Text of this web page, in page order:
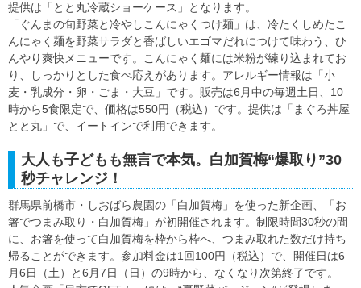
提供は「とと丸冷蔵ショーケース」となります。
「ぐんまの旬野菜と冷やしこんにゃくつけ麺」は、冷たくしめたこ
んにゃく麺を野菜サラダと香ばしいエゴマだれにつけて味わう、ひ
んやり爽快メニューです。こんにゃく麺には米粉が練り込まれてお
り、しっかりとした食べ応えがあります。アレルギー情報は「小
麦・乳成分・卵・ごま・大豆」です。販売は6月中の毎週土日、10
時から5食限定で、価格は550円（税込）です。提供は「まぐろ丼屋
とと丸」で、イートインで利用できます。
大人も子どもも無言で本気。白加賀梅“爆取り”30
秒チャレンジ！
群馬県前橋市・しおばら農園の「白加賀梅」を使った新企画、「お
箸でつまみ取り・白加賀梅」が初開催されます。制限時間30秒の間
に、お箸を使って白加賀梅を枠から枠へ、つまみ取れた数だけ持ち
帰ることができます。参加料金は1回100円（税込）で、開催日は6
月6日（土）と6月7日（日）の9時から、なくなり次第終了です。